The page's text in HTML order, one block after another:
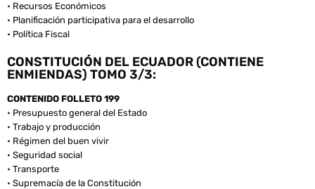
• Recursos Económicos
• Planificación participativa para el desarrollo
• Política Fiscal
CONSTITUCIÓN DEL ECUADOR (CONTIENE
ENMIENDAS) TOMO 3/3:
CONTENIDO FOLLETO 199
• Presupuesto general del Estado
• Trabajo y producción
• Régimen del buen vivir
• Seguridad social
• Transporte
• Supremacía de la Constitución